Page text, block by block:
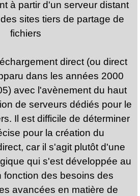
à partir d'un serveur distant
sites tiers de partage de
fichiers
direct (ou direct
dans les années 2000
avec l'avènement du haut
de serveurs dédiés pour le
Il est difficile de déterminer
pour la création du
car il s'agit plutôt d'une
qui s'est développée au
fonction des besoins des
avancées en matière de